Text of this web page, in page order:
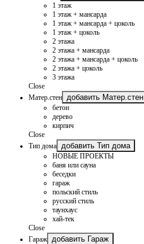
1 этаж
1 этаж + мансарда
1 этаж + мансарда + цоколь
1 этаж + цоколь
2 этажа
2 этажа + мансарда
2 этажа + мансарда + цоколь
2 этажа + цоколь
3 этажа
Close
Матер.стен
добавить Матер.стен
бетон
дерево
кирпич
Close
Тип дома
добавить Тип дома
НОВЫЕ ПРОЕКТЫ
баня или сауна
беседки
гараж
польский стиль
русский стиль
таунхаус
хай-тек
Close
Гараж
добавить Гараж